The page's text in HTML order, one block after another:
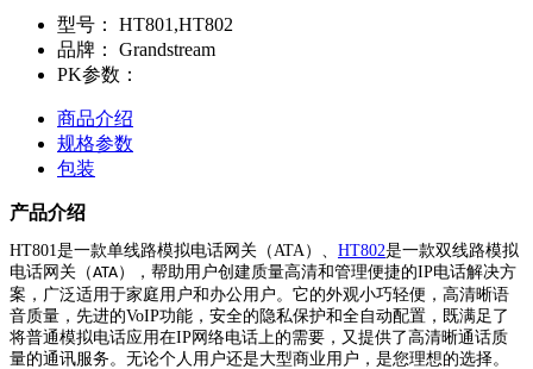
型号：
HT801,HT802
品牌：
Grandstream
PK参数：
商品介绍
规格参数
包装
产品介绍
HT801是一款单线路模拟电话网关（ATA）、 HT802是一款双线路模拟
电话网关（ATA）
，帮助用户创建质量高清和管理便捷的IP电话解决方
案，广泛适用于家庭用 户和办公用户。它的外观小巧轻便，高清晰语
音质量，先进的VoIP功能，安全的隐私保护和全自动配置，既满足了
将普通模拟电话应用在IP网络电话上的需要，又提供了高清晰通话质
量的通讯服务。无论个人用户还是大型商业用户， 是您理想的选择。